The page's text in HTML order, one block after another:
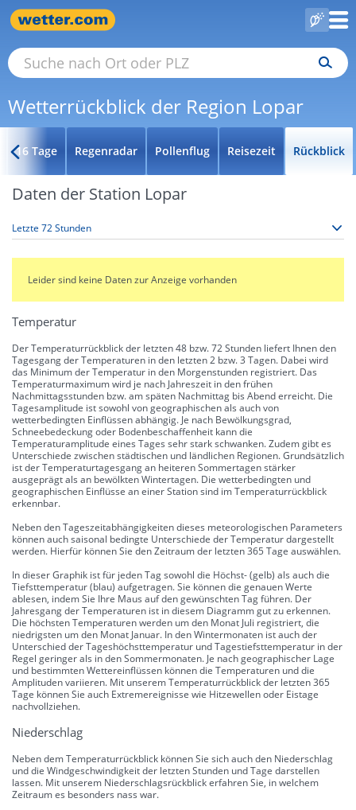
Wetterrückblick der Region Lopar
16 Tage Regenradar Pollenflug Reisezeit Rückblick
Daten der Station Lopar
Leider sind keine Daten zur Anzeige vorhanden
Temperatur
Der Temperaturrückblick der letzten 48 bzw. 72 Stunden liefert Ihnen den
Tagesgang der Temperaturen in den letzten 2 bzw. 3 Tagen. Dabei wird
das Minimum der Temperatur in den Morgenstunden registriert. Das
Temperaturmaximum wird je nach Jahreszeit in den frühen
Nachmittagsstunden bzw. am späten Nachmittag bis Abend erreicht. Die
Tagesamplitude ist sowohl von geographischen als auch von
wetterbedingten Einflüssen abhängig. Je nach Bewölkungsgrad,
Schneebedeckung oder Bodenbeschaffenheit kann die
Temperaturamplitude eines Tages sehr stark schwanken. Zudem gibt es
Unterschiede zwischen städtischen und ländlichen Regionen. Grundsätzlich
ist der Temperaturtagesgang an heiteren Sommertagen stärker
ausgeprägt als an bewölkten Wintertagen. Die wetterbedingten und
geographischen Einflüsse an einer Station sind im Temperaturrückblick
erkennbar.
Neben den Tageszeitabhängigkeiten dieses meteorologischen Parameters
können auch saisonal bedingte Unterschiede der Temperatur dargestellt
werden. Hierfür können Sie den Zeitraum der letzten 365 Tage auswählen.
In dieser Graphik ist für jeden Tag sowohl die Höchst- (gelb) als auch die
Tiefsttemperatur (blau) aufgetragen. Sie können die genauen Werte
ablesen, indem Sie Ihre Maus auf den gewünschten Tag führen. Der
Jahresgang der Temperaturen ist in diesem Diagramm gut zu erkennen.
Die höchsten Temperaturen werden um den Monat Juli registriert, die
niedrigsten um den Monat Januar. In den Wintermonaten ist auch der
Unterschied der Tageshöchsttemperatur und Tagestiefsttemperatur in der
Regel geringer als in den Sommermonaten. Je nach geographischer Lage
und bestimmten Wettereinflüssen können die Temperaturen und die
Amplituden variieren. Mit unserem Temperaturrückblick der letzten 365
Tage können Sie auch Extremereignisse wie Hitzewellen oder Eistage
nachvollziehen.
Niederschlag
Neben dem Temperaturrückblick können Sie sich auch den Niederschlag
und die Windgeschwindigkeit der letzten Stunden und Tage darstellen
lassen. Mit unserem Niederschlagsrückblick erfahren Sie, in welchem
Zeitraum es besonders nass war.